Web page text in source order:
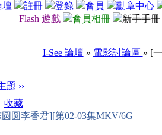
壇 註冊 登錄 會員
勳章中心
Flash 遊戲
會員相冊 新手手冊
I-See 論壇 » 電影討論區 » [
題 ››
| 收藏
圆李香君][第02-03集MKV/6G